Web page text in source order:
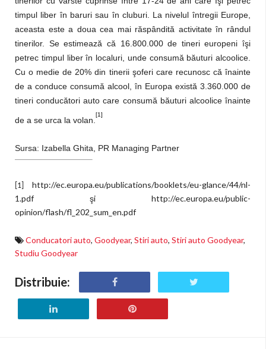
timpul liber în baruri sau în cluburi. La nivelul întregii Europe,
aceasta este a doua cea mai răspândită activitate în rândul
tinerilor. Se estimează că 16.800.000 de tineri europeni îşi
petrec timpul liber în localuri, unde consumă băuturi alcoolice.
Cu o medie de 20% din tinerii şoferi care recunosc că înainte
de a conduce consumă alcool, în Europa există 3.360.000 de
tineri conducători auto care consumă băuturi alcoolice înainte
de a se urca la volan.
[1]
Sursa: Izabella Ghita, PR Managing Partner
[1]
http://ec.europa.eu/publications/booklets/eu-glance/44/nl-
1.pdf şi http://ec.europa.eu/public-
opinion/flash/fl_202_sum_en.pdf
Conducatori auto, Goodyear, Stiri auto, Stiri auto Goodyear,
Studiu Goodyear
Distribuie: